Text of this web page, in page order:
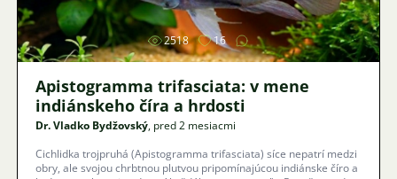
2518 16
Apistogramma trifasciata: v mene
indiánskeho číra a hrdosti
Dr. Vladko Bydžovský, pred 2 mesiacmi
Cichlidka trojpruhá (Apistogramma trifasciata) síce nepatrí medzi
obry, ale svojou chrbtnou plutvou pripomínajúcou indiánske číro a